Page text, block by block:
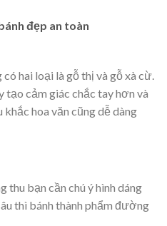
đẹp an toàn
hai loại là gỗ thị và gỗ xà cừ.
tạo cảm giác chắc tay hơn và
hoa văn cũng dễ dàng
thu bạn cần chú ý hình dáng
thì bánh thành phẩm đường